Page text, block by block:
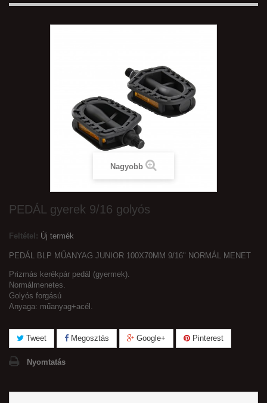
Nagyobb
PEDÁL gyerek 9/16 golyós
Feltétel: Új termék
PEDÁL BLP MŰANYAG JUNIOR 100X70MM 9/16" NORMÁL MENET
Prizmás kerékpár pedál (gyermek).
Normálmenetes.
Golyós forgású
Anyaga: műanyag+acél.
Tweet Megosztás Google+ Pinterest
Nyomtatás